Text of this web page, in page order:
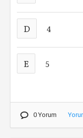
D 4
E 5
0 Yorum